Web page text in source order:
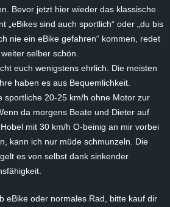
Bevor jetzt hier wieder das klassische
„eBikes sind auch sportlich“ oder „du bis
nie ein eBike gefahren“ kommen, redet
selber schön.
euch wenigstens ehrlich. Die meisten
haben es aus Bequemlichkeit.
sportliche 20-25 km/h ohne Motor zur
da morgens Beate und Dieter auf
mit 30 km/h O-beinig an mir vorbei
kann ich nur müde schmunzeln. Die
es von selbst dank sinkender
eBike oder normales Rad, bitte kauf dir